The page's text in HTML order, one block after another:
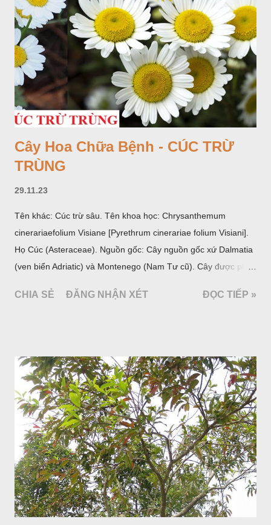
Cây Hoa Chữa Bệnh - CÚC TRỪ
TRÙNG
29.11.23
Tên khác: Cúc trừ sâu. Tên khoa học: Chrysanthemum
cinerariaefolium Visiane [Pyrethrum cinerariae folium Visiani].
Họ Cúc (Asteraceae). Nguồn gốc: Cây nguồn gốc xứ Dalmatia
(ven biển Adriatic) và Montenego (Nam Tư cũ). Cây được phân
trồng để khai thác: Pháp, Nga, Đức, Nam Tư (cũ), sau lan
Tam Đảo (Vĩnh Phúc), đã thu được kết quả ban đầu (những
năm 1560- 70); thường trồng đến năm thứ hai, thứ ba mới hái
hoa; trồng một lần thu hoạch 10 - 20 năm.
CHIA SẺ ĐĂNG NHẬN XÉT ĐỌC TIẾP »